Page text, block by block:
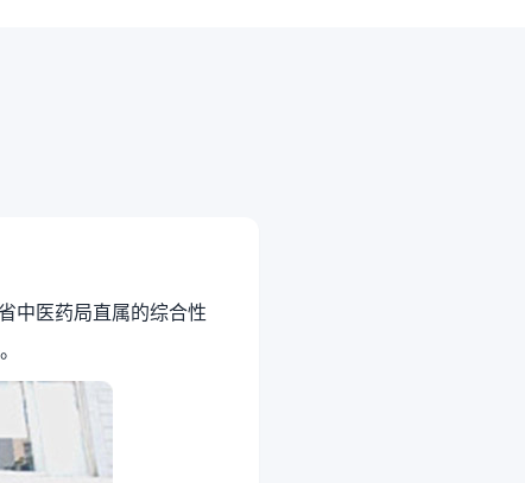
中医药局直属的综合性